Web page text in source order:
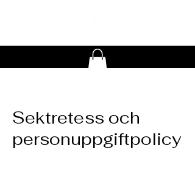
Sektretess och
personuppgiftpolicy